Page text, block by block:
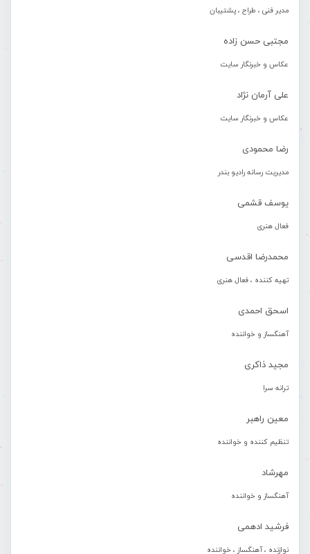
مدیر فنی ، طراح ، پشتیبان
مجتبی حسن زاده
عکاس و خبرنگار سایت
علی آرمان نژاد
عکاس و خبرنگار سایت
رضا محمودی
مدیریت رسانه رادیو بندر
یوسف قشمی
فعال هنری
محمدرضا اقدسی
تهیه کننده ، فعال هنری
اسحق احمدی
آهنگساز و خواننده
مجید ذاکری
ترانه سرا
معین راهبر
تنظیم کننده و خواننده
مهرشاد
آهنگساز و خواننده
فرشید ادهمی
نوازنده ، آهنگساز ، خواننده